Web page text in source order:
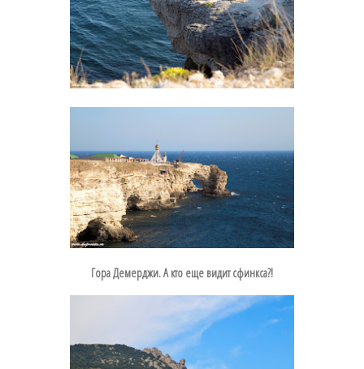
Гора Демерджи. А кто еще видит сфинкса?!